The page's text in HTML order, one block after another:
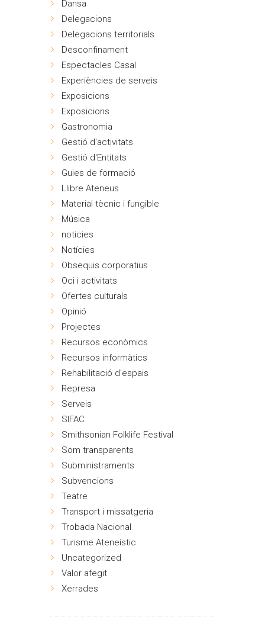
Dansa
Delegacions
Delegacions territorials
Desconfinament
Espectacles Casal
Experiències de serveis
Exposicions
Exposicions
Gastronomia
Gestió d'activitats
Gestió d'Entitats
Guies de formació
Llibre Ateneus
Material tècnic i fungible
Música
noticies
Notícies
Obsequis corporatius
Oci i activitats
Ofertes culturals
Opinió
Projectes
Recursos econòmics
Recursos informàtics
Rehabilitació d'espais
Represa
Serveis
SIFAC
Smithsonian Folklife Festival
Som transparents
Subministraments
Subvencions
Teatre
Transport i missatgeria
Trobada Nacional
Turisme Ateneístic
Uncategorized
Valor afegit
Xerrades